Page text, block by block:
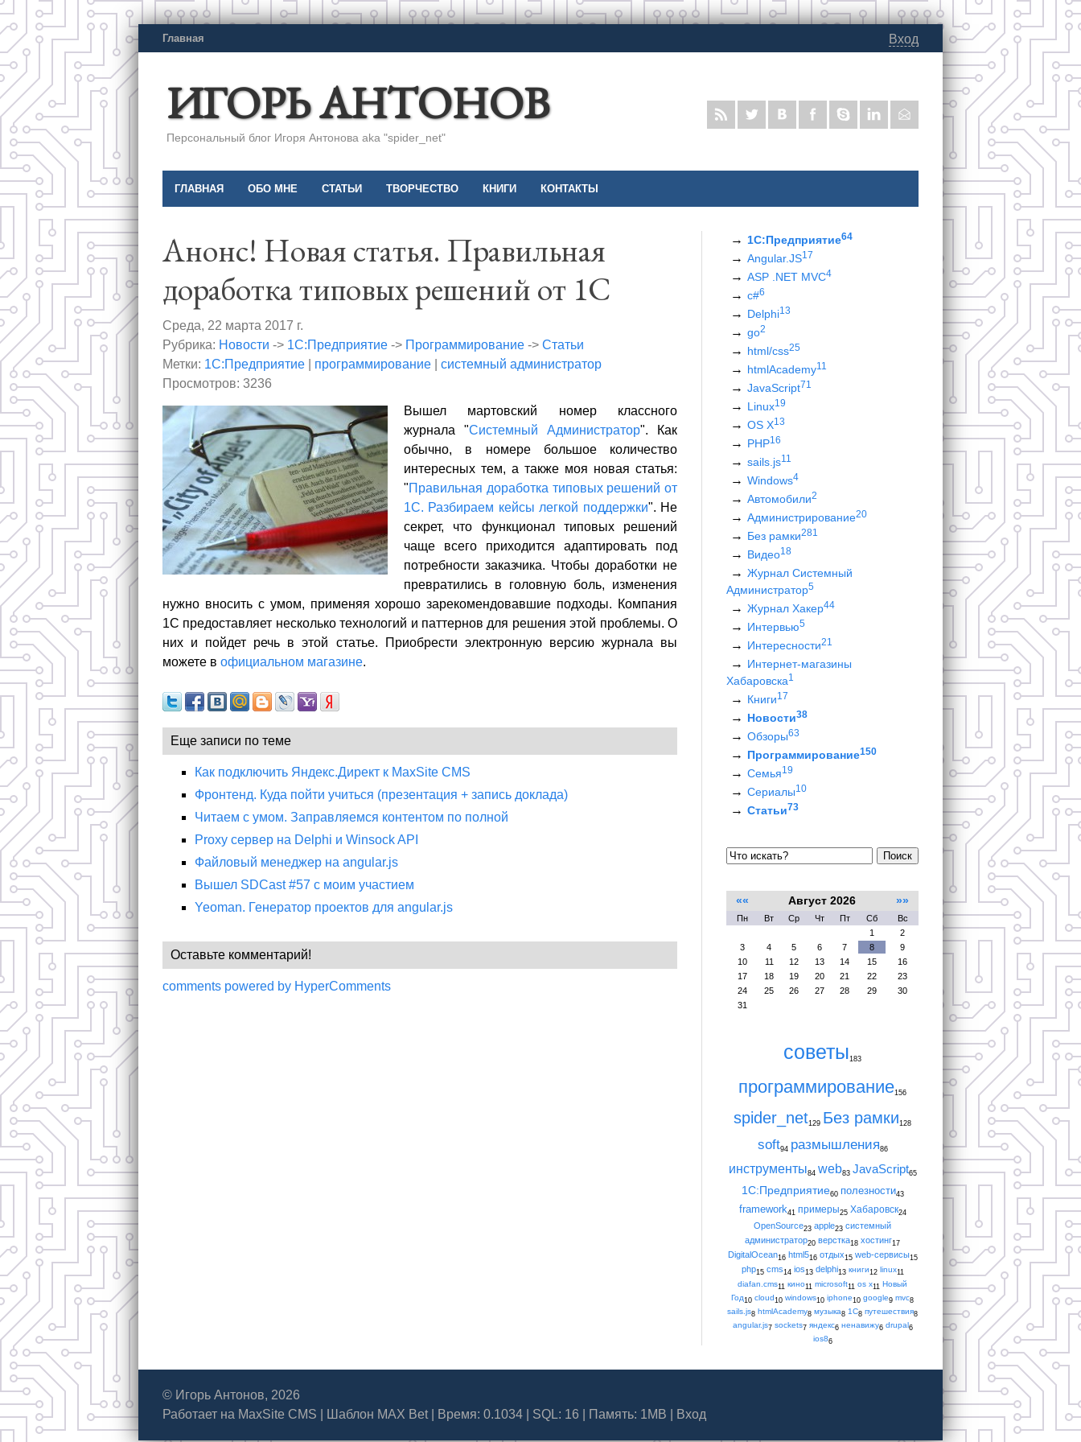
Главная Вход
ИГОРЬ АНТОНОВ
Персональный блог Игоря Антонова aka "spider_net"
ГЛАВНАЯ ОБО МНЕ СТАТЬИ ТВОРЧЕСТВО КНИГИ КОНТАКТЫ
Анонс! Новая статья. Правильная
доработка типовых решений от 1С
Среда, 22 марта 2017 г.
Рубрика: Новости -> 1С:Предприятие -> Программирование -> Статьи
Метки: 1С:Предприятие программирование
системный администратор
Просмотров: 3236
Вышел мартовский номер классного
журнала "Системный Администратор". Как
обычно, в номере большое количество
интересных тем, а также моя новая статья:
"Правильная доработка типовых решений от
1С. Разбираем кейсы легкой поддержки". Не
секрет, что функционал типовых решений
чаще всего приходится адаптировать под
потребности заказчика. Чтобы доработки не
превратились в головную боль, изменения
нужно вносить с умом, применяя хорошо зарекомендовавшие подходы. Компания
1С предоставляет несколько технологий и паттернов для решения этой проблемы. О
них и пойдет речь в этой статье. Приобрести электронную версию журнала вы
можете в официальном магазине.
Еще записи по теме
Как подключить Яндекс.Директ к MaxSite CMS
Фронтенд. Куда пойти учиться (презентация + запись доклада)
Читаем с умом. Заправляемся контентом по полной
Proxy сервер на Delphi и Winsock API
Файловый менеджер на angular.js
Вышел SDCast #57 с моим участием
Yeoman. Генератор проектов для angular.js
Оставьте комментарий!
comments powered by HyperComments
1С:Предприятие64
Angular.JS17
ASP .NET MVC4
c#6
Delphi13
go2
html/css25
htmlAcademy11
JavaScript71
Linux19
OS X13
PHP16
sails.js11
Windows4
Автомобили2
Администрирование20
Без рамки281
Видео18
Журнал Системный
Администратор5
Журнал Хакер44
Интервью5
Интересности21
Интернет-магазины
Хабаровска1
Книги17
Новости38
Обзоры63
Программирование150
Семья19
Сериалы10
Статьи73
Поиск
«« Август 2026 »»
Пн Вт Ср Чт Пт Сб
Вс
1
2
3
4 5 6 7 8
9
10
11 12 13 14 15
16
17
18 19 20 21 22
23
24
25 26 27 28 29
30
31
советы183
программирование156
spider_net129 Без рамки128
soft94 размышления86
инструменты84 web83 JavaScript65
1С:Предприятие60 полезности43
framework41 примеры25 Хабаровск24
OpenSource23 apple23 системный
администратор20 верстка18 хостинг17
DigitalOcean16 html516 отдых15 web-сервисы15
php15 cms14 ios13 delphi13 книги12 linux11
diafan.cms11 кино11 microsoft11 os x11 Новый
Год10 cloud10 windows10 iphone10 google9 mvc8
sails.js8 htmlAcademy8 музыка8 1С8 путешествия8
angular.js7 sockets7 яндекс6 ненавижу6 drupal6
ios86
© Игорь Антонов, 2026
Работает на MaxSite CMS Шаблон MAX Bet| Время: 0.1034 | SQL: 16 | Память: 1MB Вход